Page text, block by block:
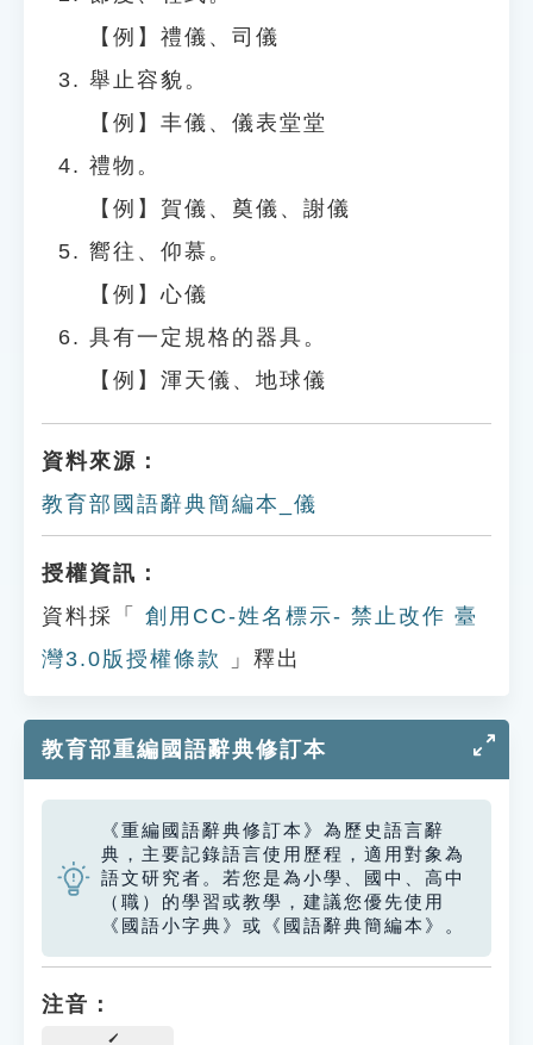
【例】禮儀、司儀
舉止容貌。
【例】丰儀、儀表堂堂
禮物。
【例】賀儀、奠儀、謝儀
嚮往、仰慕。
【例】心儀
具有一定規格的器具。
【例】渾天儀、地球儀
資料來源：
教育部國語辭典簡編本_儀
授權資訊：
資料採「
創用CC-姓名標示- 禁止改作 臺
灣3.0版授權條款
」釋出
教育部重編國語辭典修訂本
《重編國語辭典修訂本》為歷史語言辭
典，主要記錄語言使用歷程，適用對象為
語文研究者。若您是為小學、國中、高中
（職）的學習或教學，建議您優先使用
《國語小字典》或《國語辭典簡編本》。
注音：